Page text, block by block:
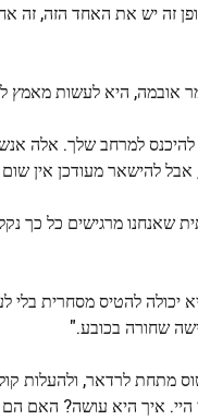
זה יש את האחד הזה,
אובמה, היא לעשות
להיכנס למרחב שלך. אלה
להישאר מעודכן אין
שאנחנו מרגישים כל כך
להטיס מסחרית בלי
שחורה בכובע."
מתחת לרדאר,
היי. איך היא עושה? האם